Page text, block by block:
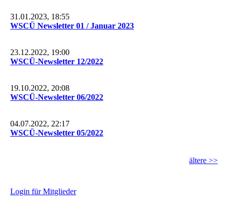
31.01.2023, 18:55
WSCÜ Newsletter 01 / Januar 2023
23.12.2022, 19:00
WSCÜ-Newsletter 12/2022
19.10.2022, 20:08
WSCÜ-Newsletter 06/2022
04.07.2022, 22:17
WSCÜ-Newsletter 05/2022
ältere >>
Login für Mitglieder